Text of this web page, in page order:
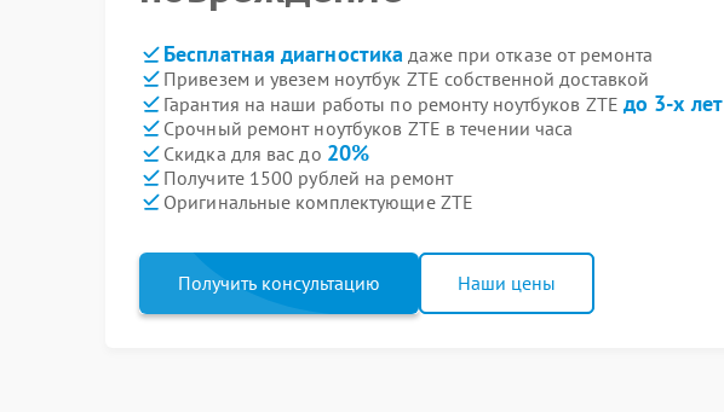
Бесплатная диагностика даже при отказе от ремонта
Привезем и увезем ноутбук ZTE собственной доставкой
Гарантия на наши работы по ремонту ноутбуков ZTE до 3-х лет
Срочный ремонт ноутбуков ZTE в течении часа
Скидка для вас до 20%
Получите 1500 рублей на ремонт
Оригинальные комплектующие ZTE
Получить консультацию Наши цены